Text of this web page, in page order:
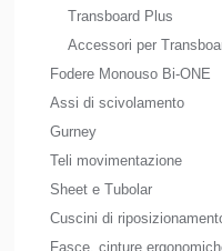
Transboard Plus
Accessori per
Fodere Monouso Bi-ONE
Assi di scivolamento
Gurney
Teli movimentazione
Sheet e Tubolar
Cuscini di
Fasce, cinture